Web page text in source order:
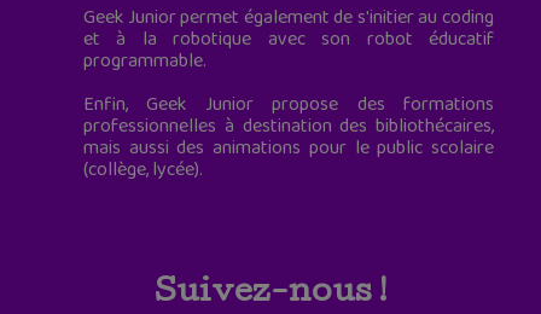
Geek Junior permet également de s'initier au coding
et à la robotique avec son robot éducatif
programmable.
Enfin, Geek Junior propose des formations
professionnelles à destination des bibliothécaires,
mais aussi des animations pour le public scolaire
(collège, lycée).
Suivez-nous !